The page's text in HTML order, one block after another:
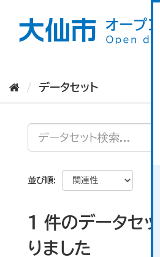
データセット
並び順
1 件のデータセ
りました